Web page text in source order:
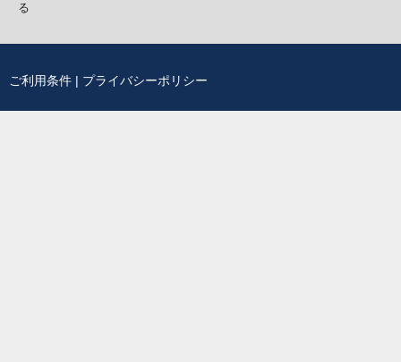
る
ご利用条件 | プライバシーポリシー